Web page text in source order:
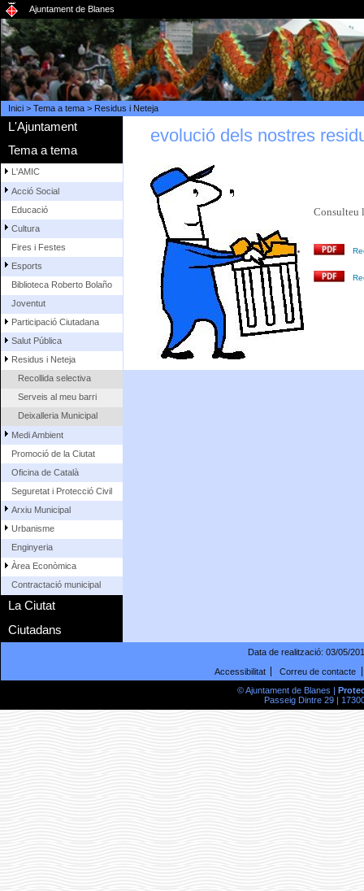
Ajuntament de Blanes
Inici> Tema a tema> Residus i Neteja
L'Ajuntament
Tema a tema
L'AMIC
Acció Social
Educació
Cultura
Fires i Festes
Esports
Biblioteca Roberto Bolaño
Joventut
Participació Ciutadana
Salut Pública
Residus i Neteja
Recollida selectiva
Serveis al meu barri
Deixalleria Municipal
Medi Ambient
Promoció de la Ciutat
Oficina de Català
Seguretat i Protecció Civil
Arxiu Municipal
Urbanisme
Enginyeria
Àrea Econòmica
Contractació municipal
La Ciutat
Ciutadans
evolució dels nostres
Consulteu
Data de realització: 03/05/
Accessibilitat
Correu de contacte
© Ajuntament de Blanes |
Passeig Dintre 29 |